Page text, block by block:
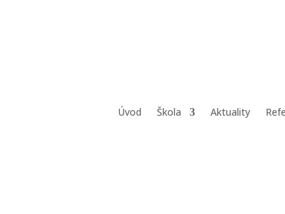
Úvod Škola Aktuality